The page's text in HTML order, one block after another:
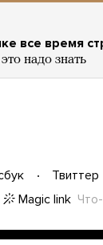
все время
надо знать
Твиттер
Magic link